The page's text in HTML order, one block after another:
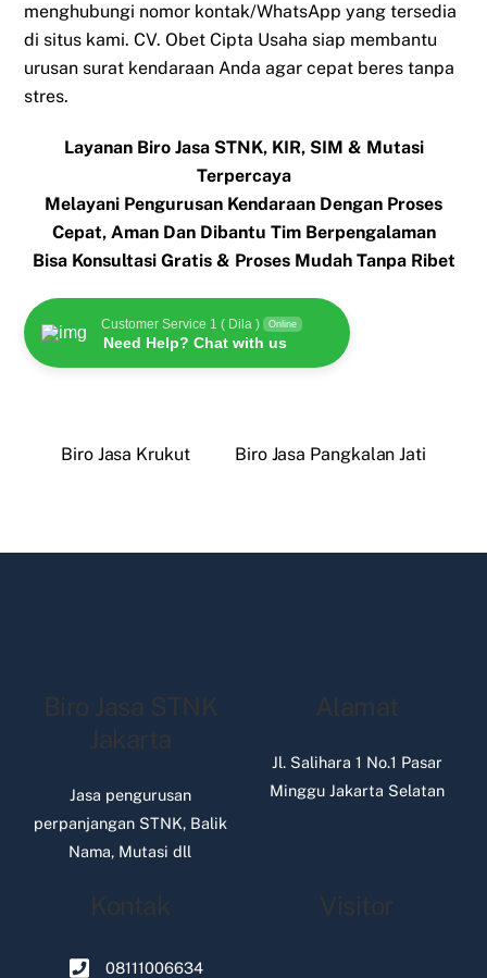
menghubungi nomor kontak/WhatsApp yang tersedia
di situs kami. CV. Obet Cipta Usaha siap membantu
urusan surat kendaraan Anda agar cepat beres tanpa
stres.
Layanan Biro Jasa STNK, KIR, SIM & Mutasi
Terpercaya
Melayani Pengurusan Kendaraan Dengan Proses
Cepat, Aman Dan Dibantu Tim Berpengalaman
Bisa Konsultasi Gratis & Proses Mudah Tanpa Ribet
Customer Service 1 ( Dila ) Online
Need Help? Chat with us
Biro Jasa Krukut Biro Jasa Pangkalan Jati
Biro Jasa STNK
Jakarta
Jasa pengurusan
perpanjangan STNK, Balik
Nama, Mutasi dll
Alamat
Jl. Salihara 1 No.1 Pasar
Minggu Jakarta Selatan
Kontak
08111006634
Visitor